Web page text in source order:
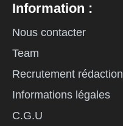
Information :
Nous contacter
Team
Recrutement rédaction
Informations légales
C.G.U